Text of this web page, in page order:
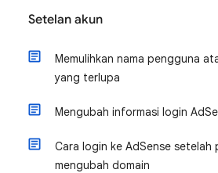
Setelan akun
Memulihkan nama pengguna
yang terlupa
Mengubah informasi login
Cara login ke AdSense setelah
mengubah domain